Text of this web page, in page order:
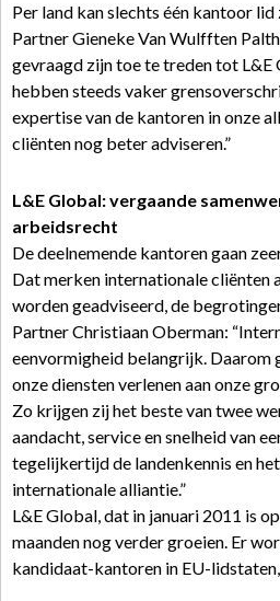
Per land kan slechts één kantoor lid
Partner Gieneke Van Wulfften
gevraagd zijn toe te treden tot L&E
hebben steeds vaker
expertise van de kantoren in onze
cliënten nog beter adviseren.”
L&E Global: vergaande
arbeidsrecht
De deelnemende kantoren gaan
Dat merken internationale cliënten
worden geadviseerd, de
Partner Christiaan Oberman:
eenvormigheid belangrijk. Daarom
onze diensten verlenen aan onze
Zo krijgen zij het beste van twee
aandacht, service en snelheid van
tegelijkertijd de landenkennis en
internationale alliantie.”
L&E Global, dat in januari 2011 is
maanden nog verder groeien. Er
kandidaat-kantoren in EU-lidstaten,